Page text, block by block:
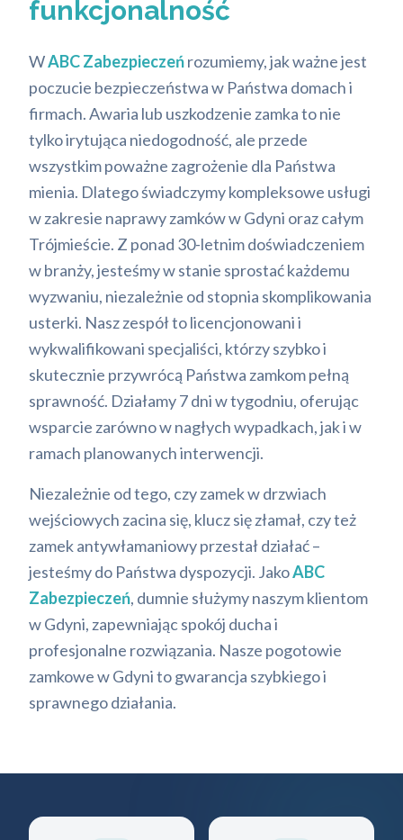
funkcjonalność
WABC Zabezpieczeńrozumiemy, jak ważne jest
poczucie bezpieczeństwa w Państwa domach i
firmach. Awaria lub uszkodzenie zamka to nie
tylko irytująca niedogodność, ale przede
wszystkim poważne zagrożenie dla Państwa
mienia. Dlatego świadczymy kompleksowe usługi
w zakresie naprawy zamków w Gdyni oraz całym
Trójmieście. Z ponad 30-letnim doświadczeniem
w branży, jesteśmy w stanie sprostać każdemu
wyzwaniu, niezależnie od stopnia skomplikowania
usterki. Nasz zespół to licencjonowani i
wykwalifikowani specjaliści, którzy szybko i
skutecznie przywrócą Państwa zamkom pełną
sprawność. Działamy 7 dni w tygodniu, oferując
wsparcie zarówno w nagłych wypadkach, jak i w
ramach planowanych interwencji.
Niezależnie od tego, czy zamek w drzwiach
wejściowych zacina się, klucz się złamał, czy też
zamek antywłamaniowy przestał działać –
jesteśmy do Państwa dyspozycji. JakoABC
Zabezpieczeń, dumnie służymy naszym klientom
w Gdyni, zapewniając spokój ducha i
profesjonalne rozwiązania. Nasze pogotowie
zamkowe w Gdyni to gwarancja szybkiego i
sprawnego działania.